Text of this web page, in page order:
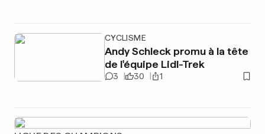
CYCLISME
Andy Schleck promu à la tête
de l'équipe Lidl-Trek
3 30 1